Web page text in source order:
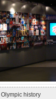
Olympic history